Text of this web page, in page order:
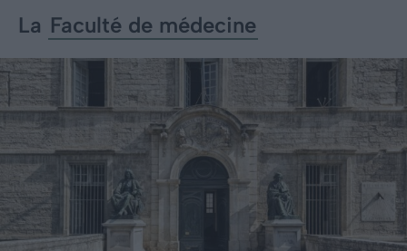
La Faculté de médecine